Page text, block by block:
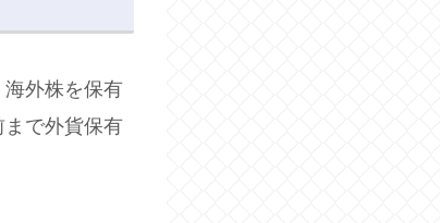
外株を保有
で外貨保有